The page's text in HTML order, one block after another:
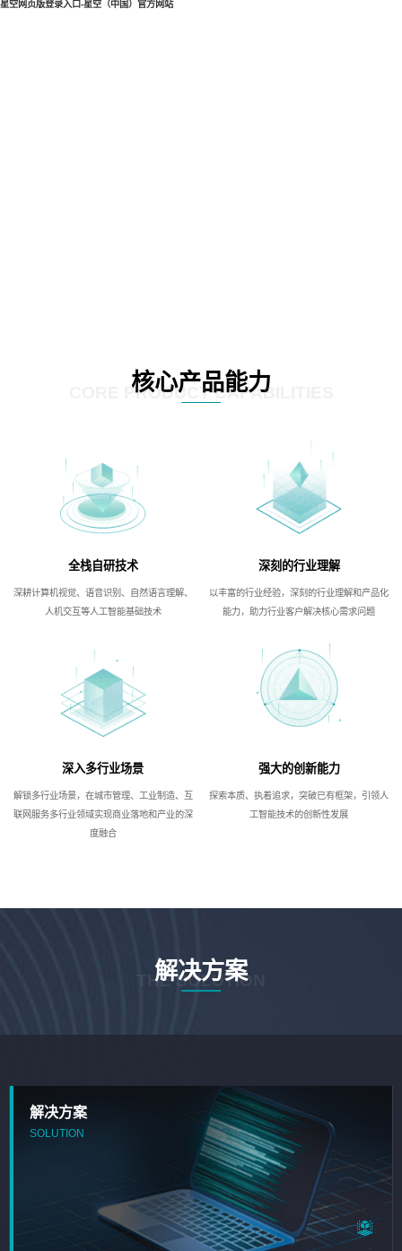
星空网页版登录入口-星空（中国）官方网站
核心产品能力
CORE PRODUCT CAPABILITIES
全栈自研技术
深耕计算机视觉、语音识别、自然语言理解、
人机交互等人工智能基础技术
深刻的行业理解
以丰富的行业经验，深刻的行业理解和产品化
能力，助力行业客户解决核心需求问题
深入多行业场景
解锁多行业场景，在城市管理、工业制造、互
联网服务多行业领域实现商业落地和产业的深
度融合
强大的创新能力
探索本质、执着追求，突破已有框架，引领人
工智能技术的创新性发展
解决方案
THE SOLUTION
解决方案
SOLUTION